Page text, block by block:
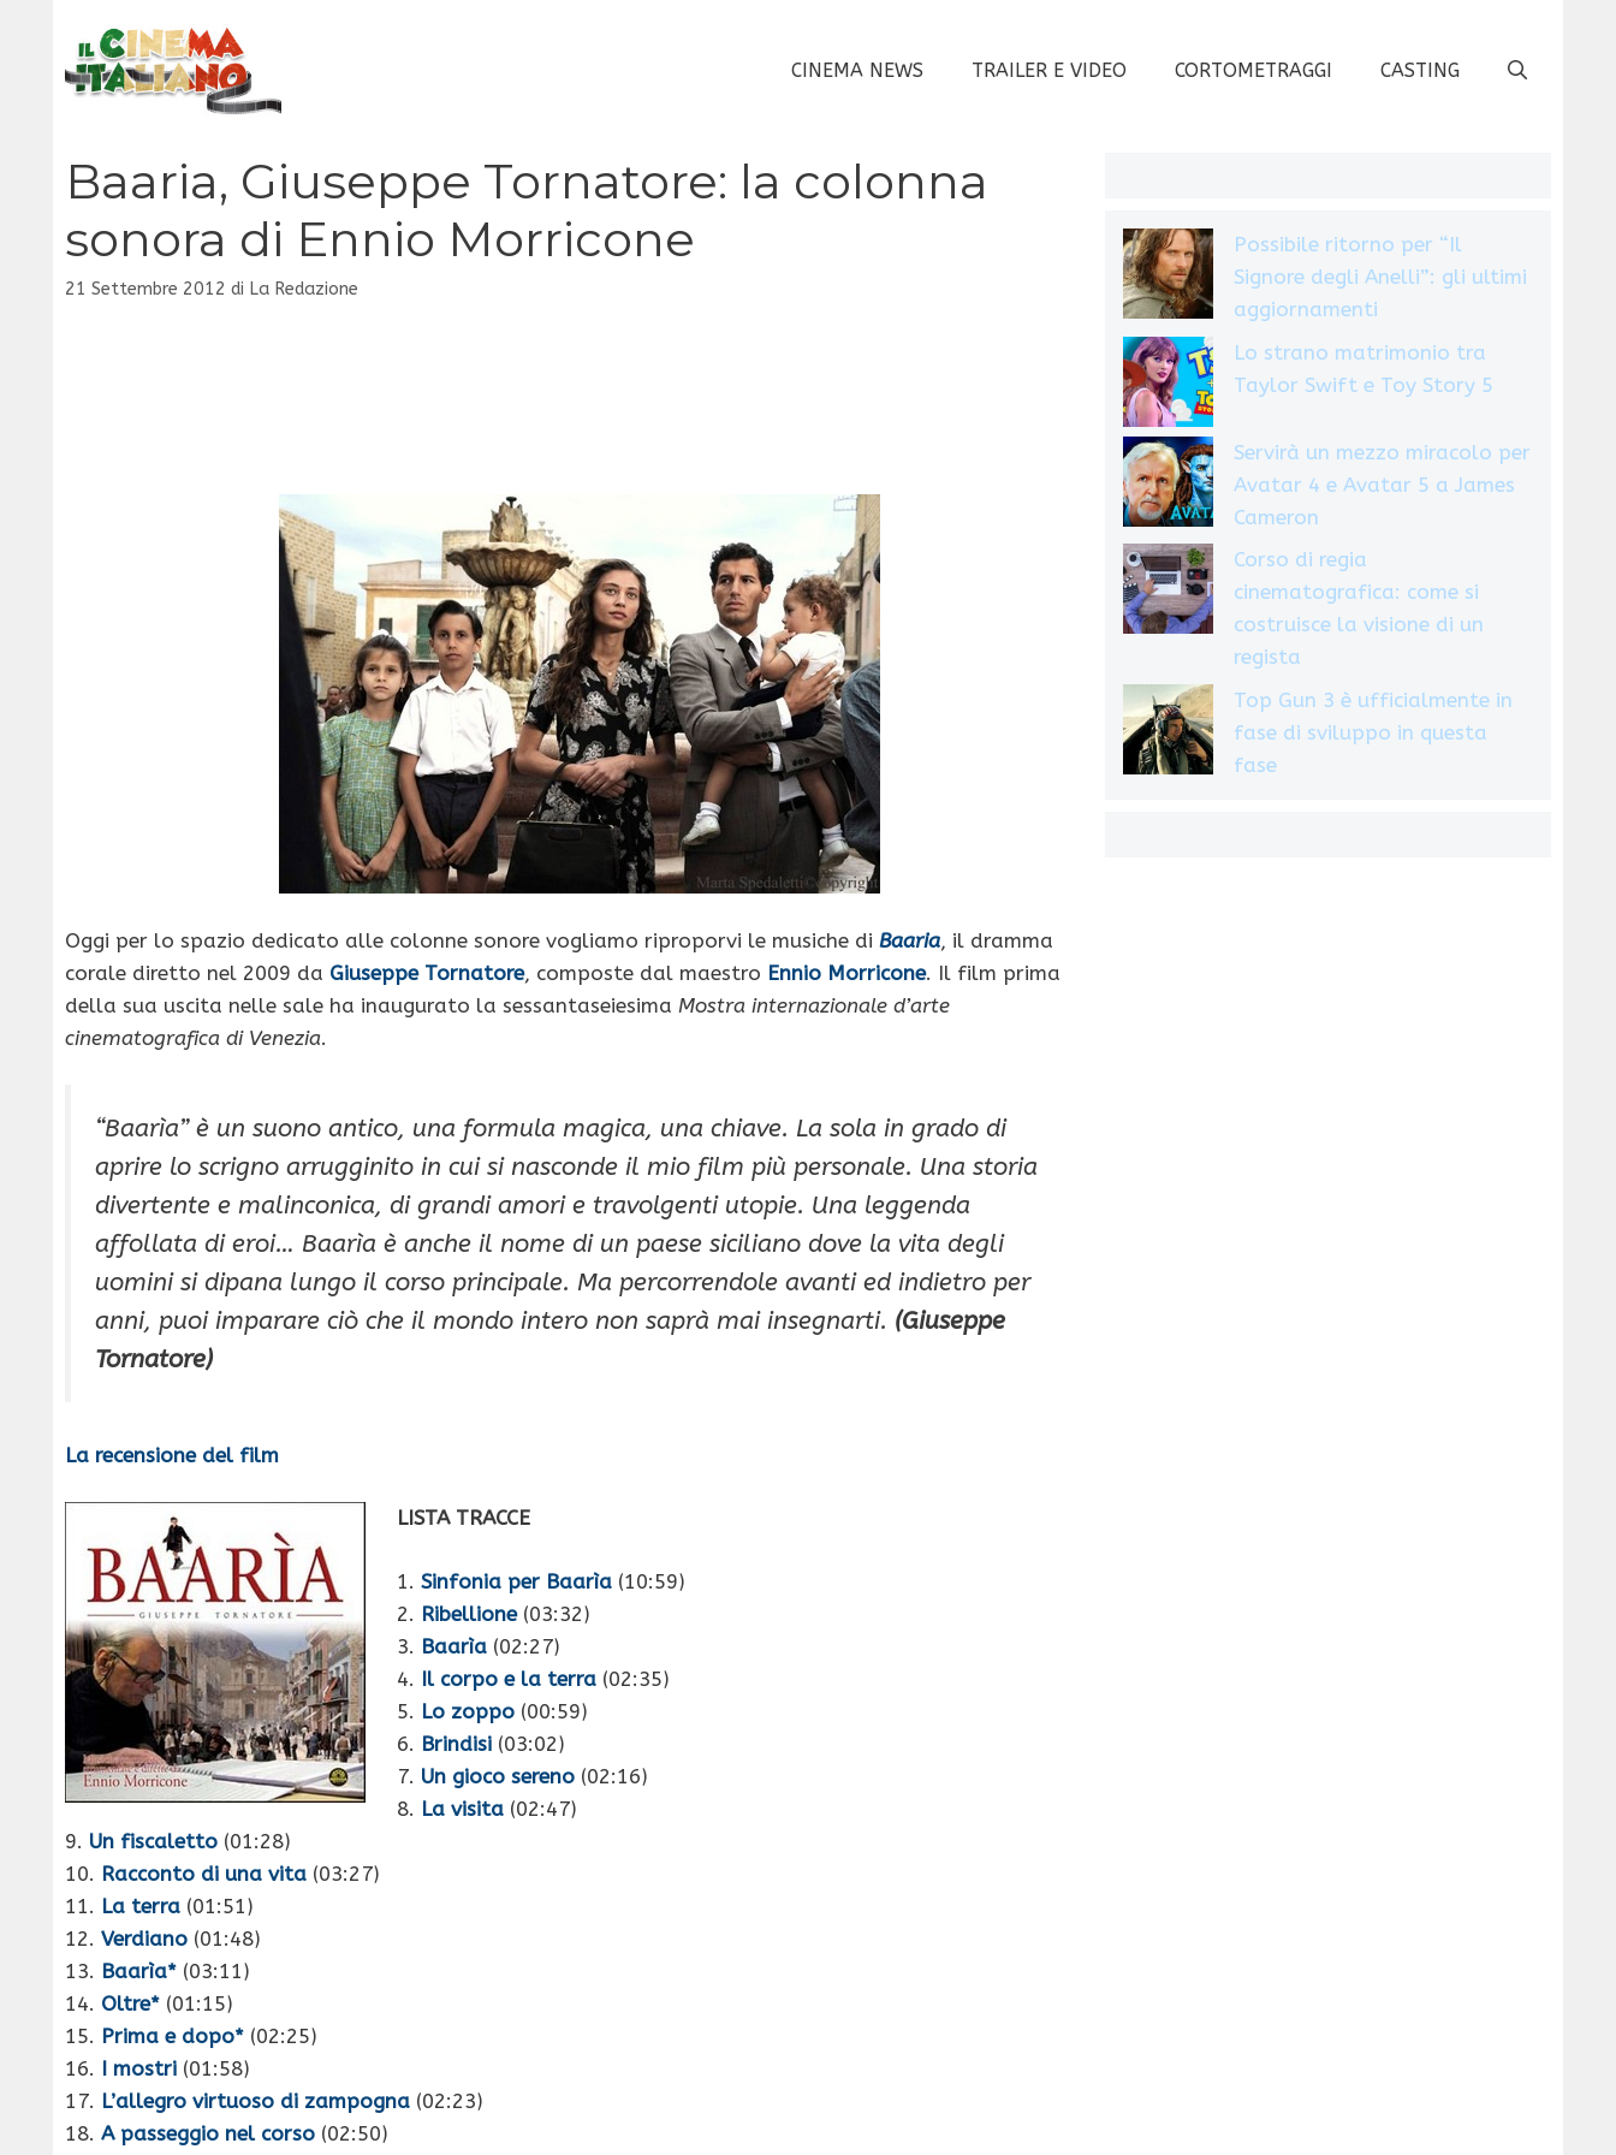
contenuto
CINEMA NEWS TRAILER E VIDEO CORTOMETRAGGI CASTING
Baaria, Giuseppe Tornatore: la colonna
sonora di Ennio Morricone
21 Settembre 2012 di La Redazione
Oggi per lo spazio dedicato alle colonne sonore vogliamo riproporvi le musiche di Baaria, il dramma
corale diretto nel 2009 da Giuseppe Tornatore, composte dal maestro Ennio Morricone. Il film prima
della sua uscita nelle sale ha inaugurato la sessantaseiesima Mostra internazionale d’arte
cinematografica di Venezia.
“Baarìa” è un suono antico, una formula magica, una chiave. La sola in grado di
aprire lo scrigno arrugginito in cui si nasconde il mio film più personale. Una storia
divertente e malinconica, di grandi amori e travolgenti utopie. Una leggenda
affollata di eroi… Baarìa è anche il nome di un paese siciliano dove la vita degli
uomini si dipana lungo il corso principale. Ma percorrendole avanti ed indietro per
anni, puoi imparare ciò che il mondo intero non saprà mai insegnarti. (Giuseppe
Tornatore)
La recensione del film
LISTA TRACCE
1. Sinfonia per Baarìa(10:59)
2. Ribellione(03:32)
3. Baarìa(02:27)
4. Il corpo e la terra(02:35)
5. Lo zoppo(00:59)
6. Brindisi(03:02)
7. Un gioco sereno(02:16)
8. La visita(02:47)
9. Un fiscaletto (01:28)
10. Racconto di una vita (03:27)
11. La terra (01:51)
12. Verdiano (01:48)
13. Baarìa* (03:11)
14. Oltre* (01:15)
15. Prima e dopo* (02:25)
16. I mostri (01:58)
17. L’allegro virtuoso di zampogna (02:23)
18. A passeggio nel corso (02:50)
Possibile ritorno per “Il
Signore degli Anelli”: gli ultimi
aggiornamenti
Lo strano matrimonio tra
Taylor Swift e Toy Story 5
Servirà un mezzo miracolo per
Avatar 4 e Avatar 5 a James
Cameron
Corso di regia
cinematografica: come si
costruisce la visione di un
regista
Top Gun 3 è ufficialmente in
fase di sviluppo in questa
fase